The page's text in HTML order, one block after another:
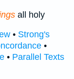
all holy
• Strong's
•
• Parallel Texts